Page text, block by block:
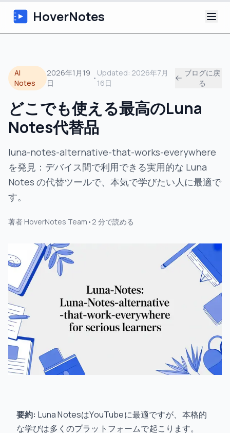
HoverNotes
Extension
AI動画ノート
チュートリアル
について
ブログ
AI
Notes
2026年1月19
日
•
Updated: 2026年7月
16日
ブログに戻
る
どこでも使える最高のLuna
Notes代替品
luna-notes-alternative-that-works-everywhere
を発見：デバイス間で利用できる実用的な Luna
Notes の代替ツールで、本気で学びたい人に最適で
す。
著者 HoverNotes Team • 2 分で読める
要約: Luna NotesはYouTubeに最適ですが、本格的
な学びは多くのプラットフォームで起こります。